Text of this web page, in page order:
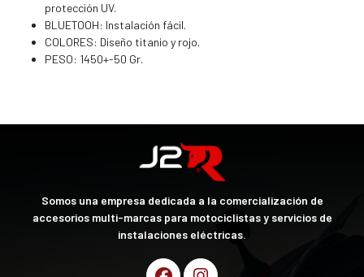
protección UV.
BLUETOOH: Instalación fácil.
COLORES: Diseño titanio y rojo.
PESO: 1450+-50 Gr.
Somos una empresa dedicada a la comercialización de
accesorios multi-marcas para motociclistas y servicios de
instalaciones eléctricas.